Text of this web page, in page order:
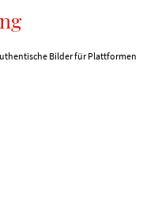
Bilder für Plattformen